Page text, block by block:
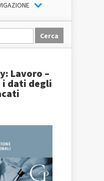
Lavoro –
dati degli